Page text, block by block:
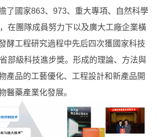
了國家863、973、重大專項、自然科學
在團隊成員努力下以及廣大工廠企業橫
酵工程研究過程中先后四次獲國家科技
部級科技進步獎。形成的理論、方法與
產品的工藝優化、工程設計和新產品開
醫藥產業化發展。